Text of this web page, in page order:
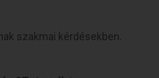
szakmai kérdésekben.